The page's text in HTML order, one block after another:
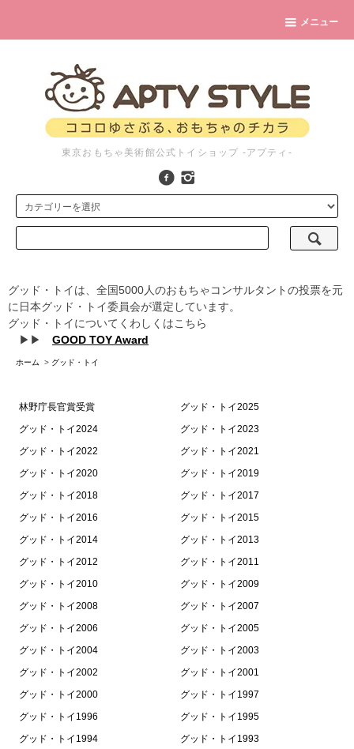
メニュー
東京おもちゃ美術館公式トイショップ -アプティ-
グッド・トイは、全国5000人のおもちゃコンサルタントの投票を元
に日本グッド・トイ委員会が選定しています。
グッド・トイについてくわしくはこちら
▶▶ GOOD TOY Award
ホーム > グッド・トイ
林野庁長官賞受賞
グッド・トイ2025
グッド・トイ2024
グッド・トイ2023
グッド・トイ2022
グッド・トイ2021
グッド・トイ2020
グッド・トイ2019
グッド・トイ2018
グッド・トイ2017
グッド・トイ2016
グッド・トイ2015
グッド・トイ2014
グッド・トイ2013
グッド・トイ2012
グッド・トイ2011
グッド・トイ2010
グッド・トイ2009
グッド・トイ2008
グッド・トイ2007
グッド・トイ2006
グッド・トイ2005
グッド・トイ2004
グッド・トイ2003
グッド・トイ2002
グッド・トイ2001
グッド・トイ2000
グッド・トイ1997
グッド・トイ1996
グッド・トイ1995
グッド・トイ1994
グッド・トイ1993